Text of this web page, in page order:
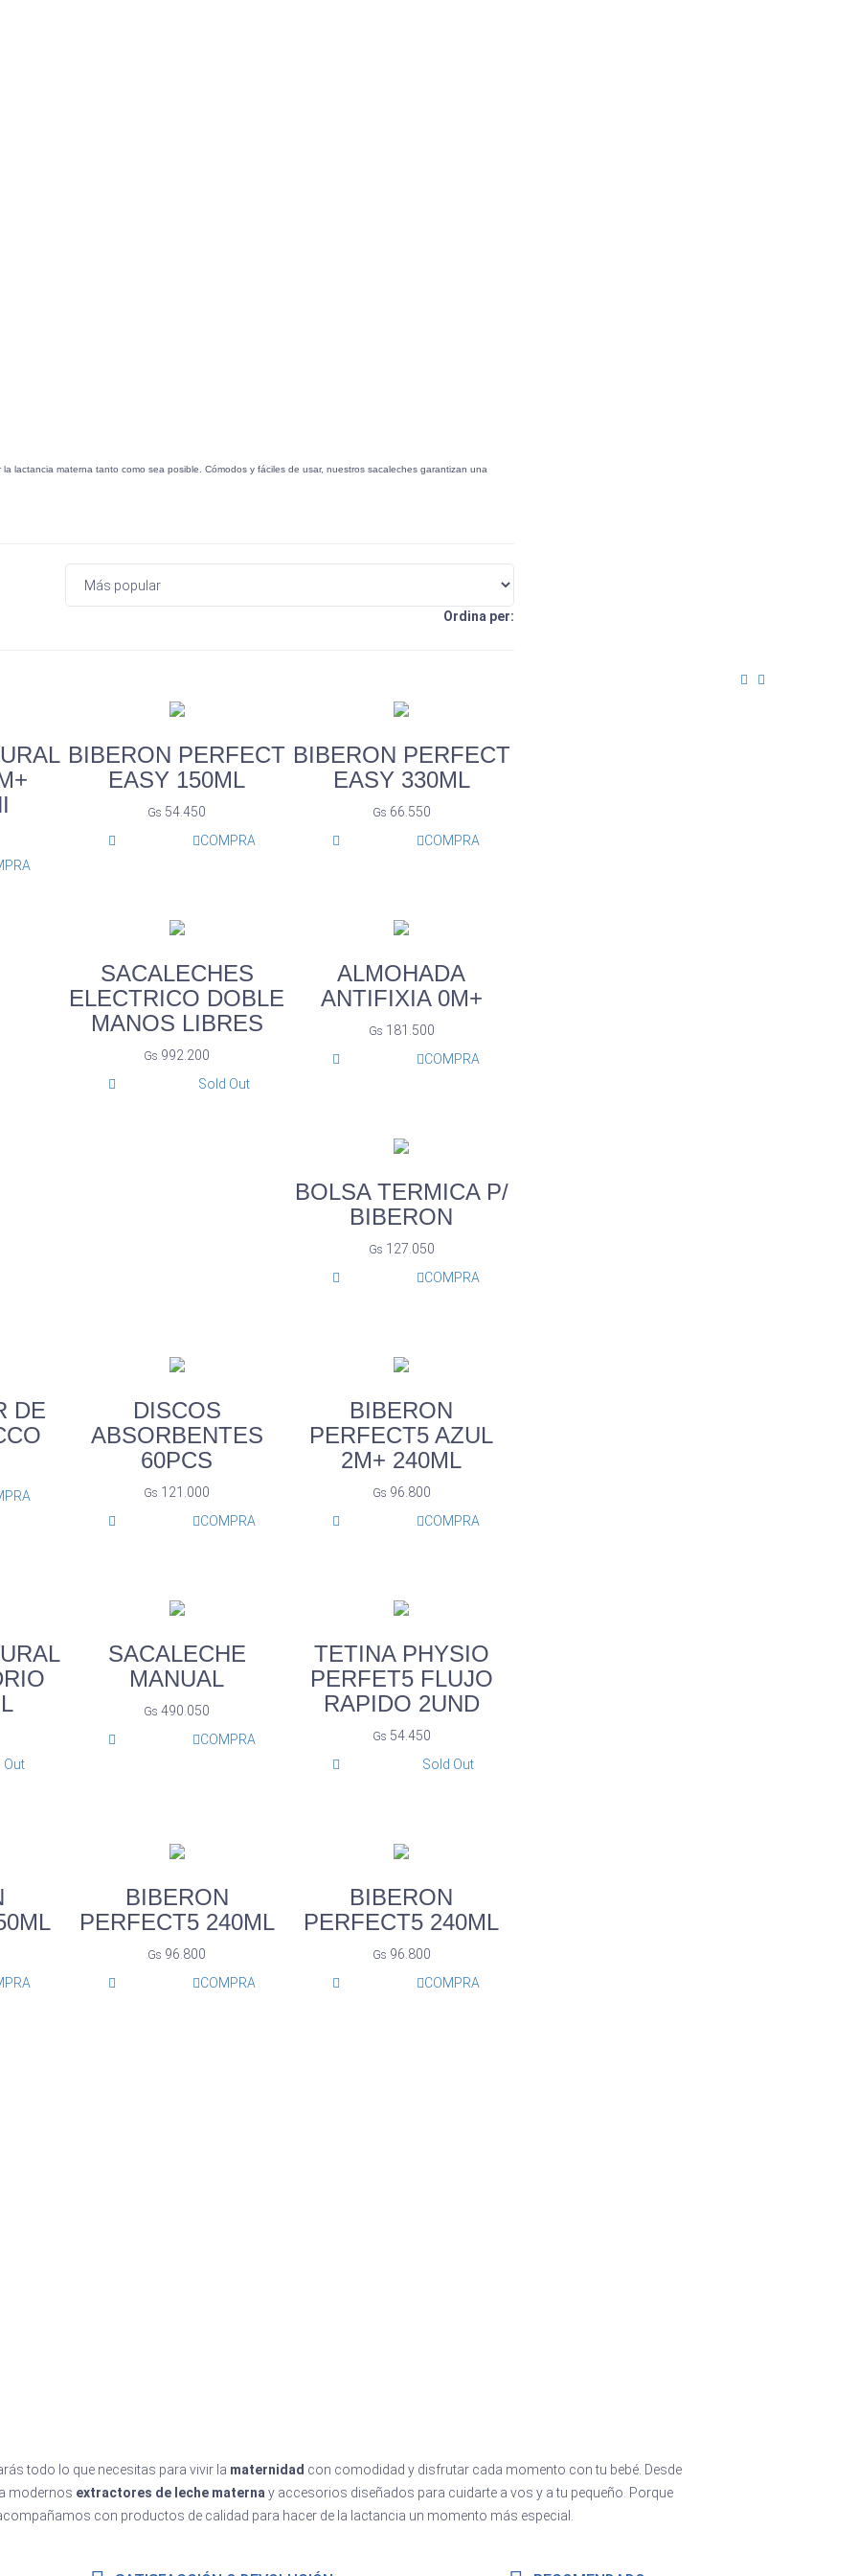
lactancia materna tanto como sea posible. Cómodos y fáciles de usar, nuestros sacaleches garantizan una
Ordina per:
BIBERON PERFECT
EASY 150ML
Gs 54.450
COMPRA
BIBERON PERFECT
EASY 330ML
Gs 66.550
COMPRA
SACALECHES
ELECTRICO DOBLE
MANOS LIBRES
Gs 992.200
Sold Out
ALMOHADA
ANTIFIXIA 0M+
Gs 181.500
COMPRA
BOLSA TERMICA P/
BIBERON
Gs 127.050
COMPRA
DE
DISCOS
ABSORBENTES
60PCS
Gs 121.000
COMPRA
BIBERON
PERFECT5 AZUL
2M+ 240ML
Gs 96.800
COMPRA
Out
SACALECHE
MANUAL
Gs 490.050
COMPRA
TETINA PHYSIO
PERFET5 FLUJO
RAPIDO 2UND
Gs 54.450
Sold Out
BIBERON
PERFECT5 240ML
Gs 96.800
COMPRA
BIBERON
PERFECT5 240ML
Gs 96.800
COMPRA
todo lo que necesitas para vivir la maternidad con comodidad y disfrutar cada momento con tu bebé. Desde
modernos extractores de leche materna y accesorios diseñados para cuidarte a vos y a tu pequeño. Porque
con productos de calidad para hacer de la lactancia un momento más especial.